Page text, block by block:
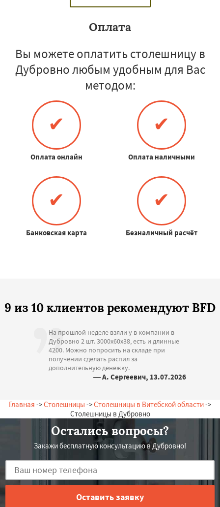
Оплата
Вы можете оплатить столешницу в
Дубровно любым удобным для Вас
методом:
✔
Оплата онлайн
✔
Оплата наличными
✔
Банковская карта
✔
Безналичный расчёт
9 из 10 клиентов рекомендуют BFD
На прошлой неделе взяли у в компании в
Дубровно 2 шт. 3000х60х38, есть и длинные
4200. Можно попросить на складе при
получении сделать распил за
дополнительную денежку.
— А. Сергеевич, 13.07.2026
Главная ->Столешницы ->Столешницы в Витебской области->
Столешницы в Дубровно
Остались вопросы?
Закажи бесплатную консультацию в Дубровно!